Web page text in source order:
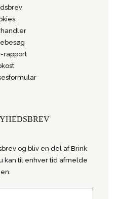
rapport
og bliv en del af Brink
kan til enhver tid afmelde